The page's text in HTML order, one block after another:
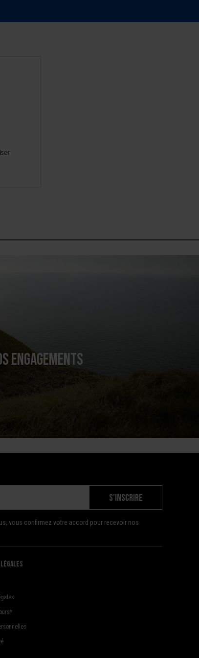
ENGAGEMENTS
S'INSCRIRE
vous confirmez votre accord pour recevoir nos